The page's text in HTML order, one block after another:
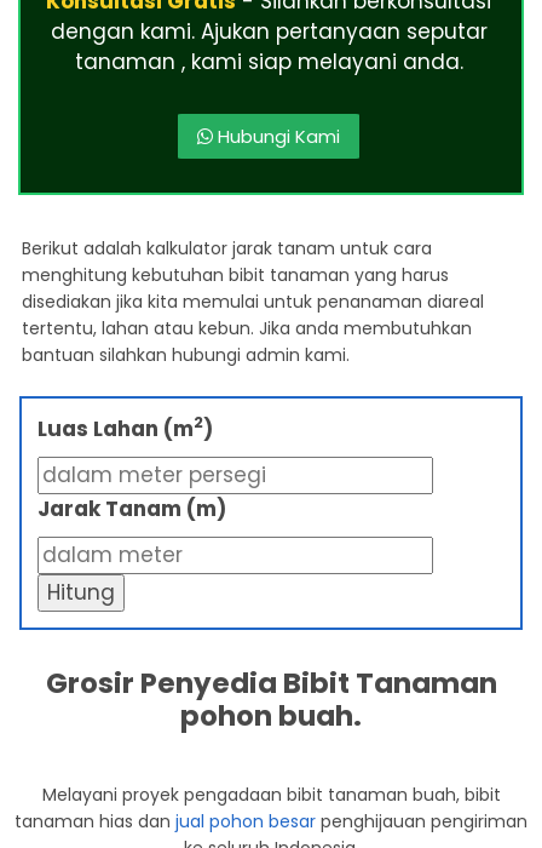
dengan kami. Ajukan pertanyaan seputar
tanaman , kami siap melayani anda.
Hubungi Kami
Berikut adalah kalkulator jarak tanam untuk cara
menghitung kebutuhan bibit tanaman yang harus
disediakan jika kita memulai untuk penanaman diareal
tertentu, lahan atau kebun. Jika anda membutuhkan
bantuan silahkan hubungi admin kami.
Luas Lahan (m2)
Jarak Tanam (m)
Hitung
Grosir Penyedia Bibit Tanaman
pohon buah.
Melayani proyek pengadaan bibit tanaman buah, bibit
tanaman hias dan jual pohon besar penghijauan pengiriman